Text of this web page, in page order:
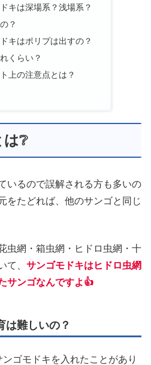
キは深場系？浅場系？
？
キはポリプは出すの？
くらい？
上の注意点とは？
❔
いるので誤解される方も多いの
をたどれば、他のサンゴと同じ
虫網・箱虫網・ヒドロ虫網・十
て、 サンゴモドキはヒドロ虫網
サンゴなんですよ👍
難しいの？
ゴモドキを入れたことがあり